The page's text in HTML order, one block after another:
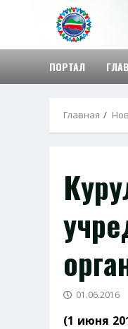
содержимому
ПОРТАЛ
Главная
01.06.2016
(1 июня